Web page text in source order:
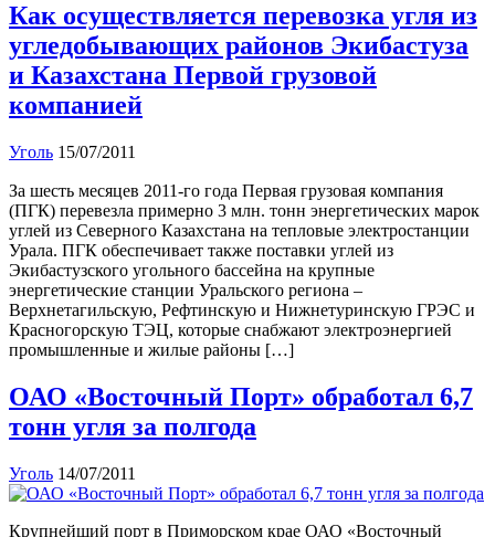
Как осуществляется перевозка угля из
угледобывающих районов Экибастуза
и Казахстана Первой грузовой
компанией
Уголь 15/07/2011
За шесть месяцев 2011-го года Первая грузовая компания
(ПГК) перевезла примерно 3 млн. тонн энергетических марок
углей из Северного Казахстана на тепловые электростанции
Урала. ПГК обеспечивает также поставки углей из
Экибастузского угольного бассейна на крупные
энергетические станции Уральского региона –
Верхнетагильскую, Рефтинскую и Нижнетуринскую ГРЭС и
Красногорскую ТЭЦ, которые снабжают электроэнергией
промышленные и жилые районы […]
ОАО «Восточный Порт» обработал 6,7
тонн угля за полгода
Уголь 14/07/2011
Крупнейший порт в Приморском крае ОАО «Восточный